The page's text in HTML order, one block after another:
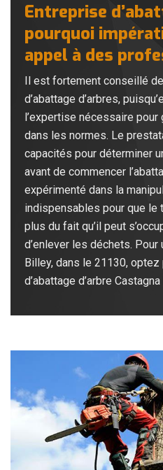
Entreprise
pourquoi
appel à des
Il est fortement conseillé
d’abattage d’arbres,
l’expertise nécessaire pour
dans les normes. Le
capacités pour déterminer
avant de commencer
expérimenté dans la
indispensables pour que le
plus du fait qu’il peut
d’enlever les déchets. Pour
Billey, dans le 21130, optez
d’abattage d’arbre